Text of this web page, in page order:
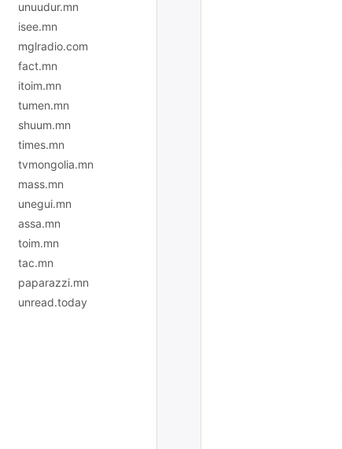
unuudur.mn
isee.mn
mglradio.com
fact.mn
itoim.mn
tumen.mn
shuum.mn
times.mn
tvmongolia.mn
mass.mn
unegui.mn
assa.mn
toim.mn
tac.mn
paparazzi.mn
unread.today